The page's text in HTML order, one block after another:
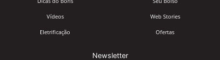
Vídeos
Eletrificação
Web Stories
Ofertas
Newsletter